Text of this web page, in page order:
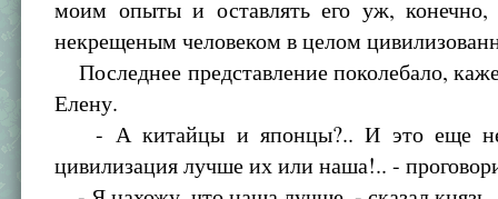
моим опыты и оставлять его уж, конечно,
некрещеным человеком в целом
Последнее представление поколебало,
Елену.
- А китайцы и японцы?.. И это еще
цивилизация лучше их или наша!.. -